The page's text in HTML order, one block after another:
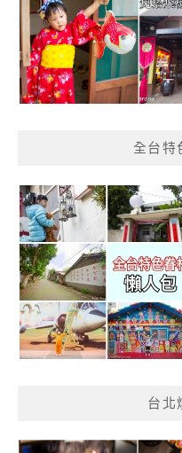
全台特
台北